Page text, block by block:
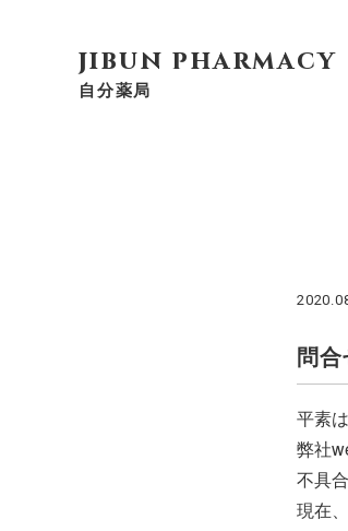
jibun pharmacy
自分薬局
問
平素
弊社
不具
現在